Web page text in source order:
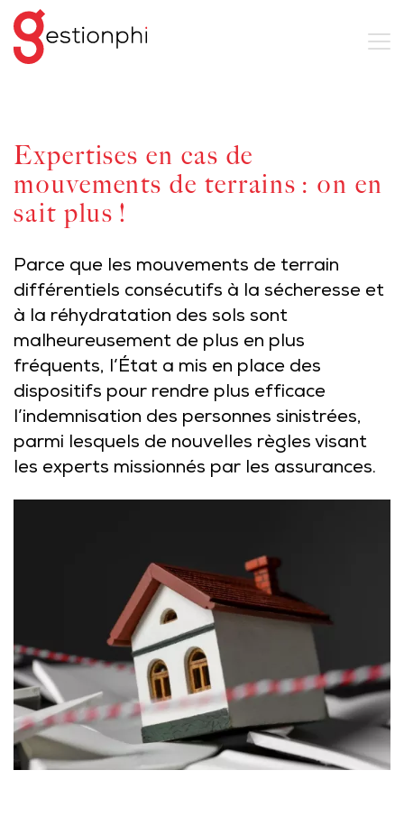
Expertises en cas de
mouvements de terrains : on en
sait plus !
Parce que les mouvements de terrain
différentiels consécutifs à la sécheresse et
à la réhydratation des sols sont
malheureusement de plus en plus
fréquents, l’État a mis en place des
dispositifs pour rendre plus efficace
l’indemnisation des personnes sinistrées,
parmi lesquels de nouvelles règles visant
les experts missionnés par les assurances.